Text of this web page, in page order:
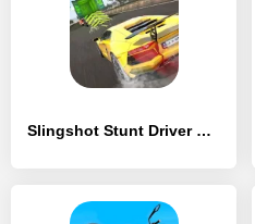
Slingshot Stunt Driver & Sport